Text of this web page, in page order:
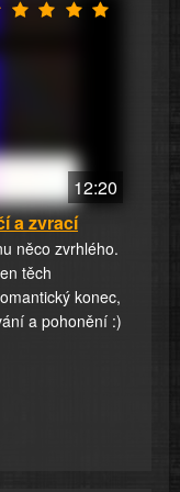
12:20
a zvrací
něco zvrhlého.
těch
konec,
a pohonění :)